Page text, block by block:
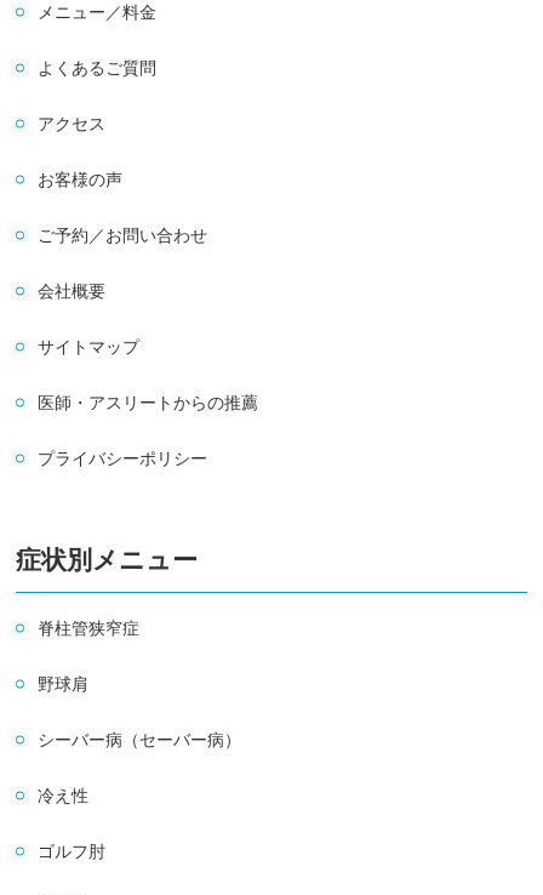
メニュー／料金
よくあるご質問
アクセス
お客様の声
ご予約／お問い合わせ
会社概要
サイトマップ
医師・アスリートからの推薦
プライバシーポリシー
症状別メニュー
脊柱管狭窄症
野球肩
シーバー病（セーバー病）
冷え性
ゴルフ肘